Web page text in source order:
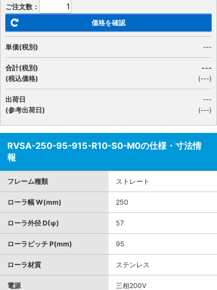
ご注文数：
価格を確認
単価(税別) ---
合計(税別)
(税込価格)
---
(---)
出荷日
(参考出荷日)
---
(---)
RVSA-250-95-915-R10-S0-M0の仕様・寸法情
報
フレーム種類 ストレート
ローラ幅 W(mm) 250
ローラ外径 D(φ) 57
ローラピッチ P(mm) 95
ローラ材質 ステンレス
電源 三相200V